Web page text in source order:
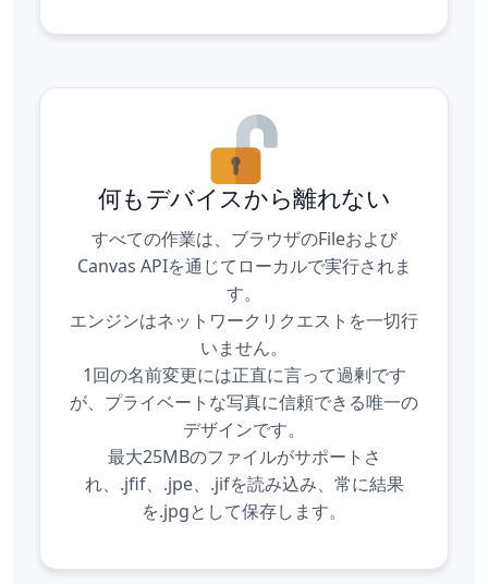
何もデバイスから離れない
すべての作業は、ブラウザのFileおよび
Canvas APIを通じてローカルで実行されま
す。
エンジンはネットワークリクエストを一切行
いません。
1回の名前変更には正直に言って過剰です
が、プライベートな写真に信頼できる唯一の
デザインです。
最大25MBのファイルがサポートさ
れ、.jfif、.jpe、.jifを読み込み、常に結果
を.jpgとして保存します。